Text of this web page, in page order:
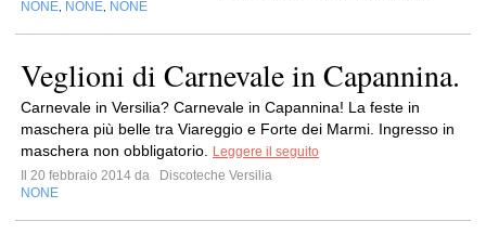
NONE NONE NONE
Veglioni di Carnevale in Capannina.
Carnevale in Versilia? Carnevale in Capannina! La feste in
maschera più belle tra Viareggio e Forte dei Marmi. Ingresso in
maschera non obbligatorio.
Leggere il seguito
Il 20 febbraio 2014 da
Discoteche Versilia
NONE